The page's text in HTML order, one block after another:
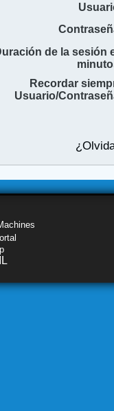
de la sesión
Recordar
Usuario/